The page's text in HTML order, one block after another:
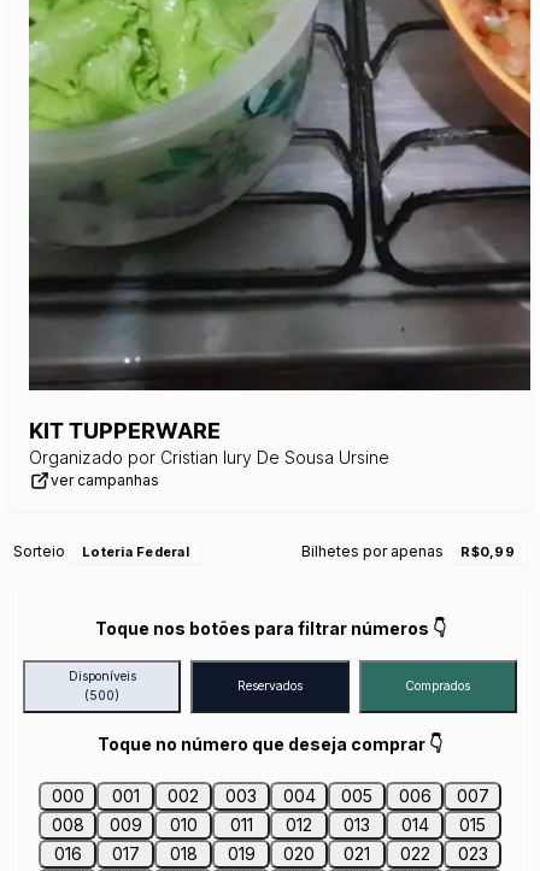
KIT TUPPERWARE
Organizado por Cristian Iury De Sousa Ursine
ver campanhas
Sorteio Loteria Federal Bilhetes por apenas R$0,99
Toque nos botões para filtrar números 👇
Disponíveis
(500)
Reservados Comprados
Toque no número que deseja comprar 👇
000 001 002 003 004 005 006
007
008
009 010 011 012 013 014
015
016
017 018 019 020 021 022
023